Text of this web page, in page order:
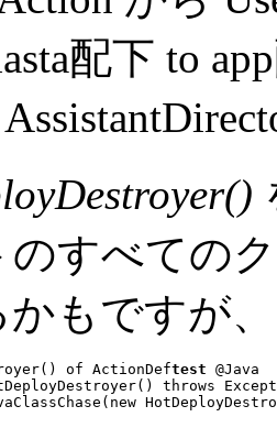
配下 to
のすべての
もですが
of ActionDeftest @Java
throws
new